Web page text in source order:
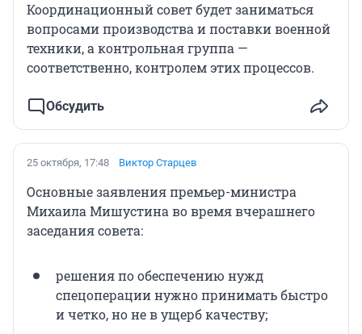
Координационный совет будет заниматься
вопросами производства и поставки военной
техники, а контрольная группа —
соответственно, контролем этих процессов.
Обсудить
25 октября, 17:48 Виктор Старцев
Основные заявления премьер-министра
Михаила Мишустина во время вчерашнего
заседания совета:
решения по обеспечению нужд
спецоперации нужно принимать быстро
и четко, но не в ущерб качеству;